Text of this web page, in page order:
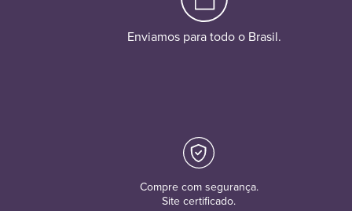
Enviamos para todo o Brasil.
Compre com segurança.
Site certificado.